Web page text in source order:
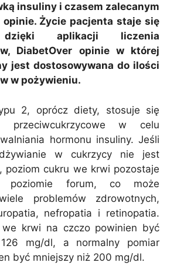
insuliny i czasem zalecanym
opinie. Życie pacjenta staje się
dzięki aplikacji liczenia
DiabetOver opinie w której
jest dostosowywana do ilości
w pożywieniu.
2, oprócz diety, stosuje się
przeciwcukrzycowe w celu
hormonu insuliny. Jeśli
w cukrzycy nie jest
poziom cukru we krwi pozostaje
poziomie forum, co może
problemów zdrowotnych,
nefropatia i retinopatia.
we krwi na czczo powinien być
mg/dl, a normalny pomiar
być mniejszy niż 200 mg/dl.